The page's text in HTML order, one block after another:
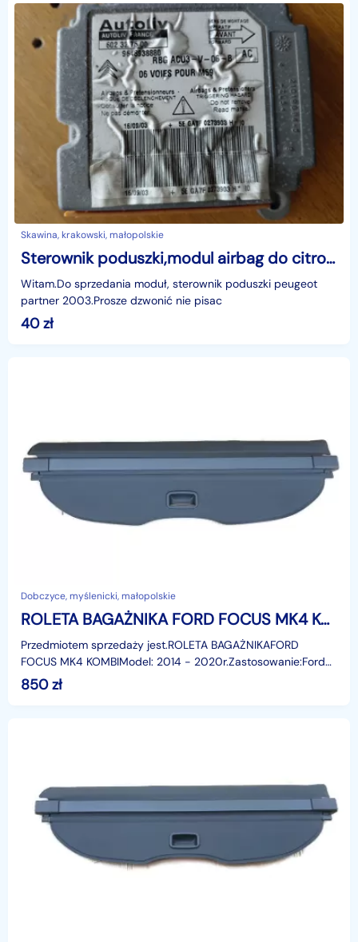
Skawina, krakowski, małopolskie
Sterownik poduszki,modul airbag do citroen berlingo , peugeot partner lift 2003
Witam.Do sprzedania moduł, sterownik poduszki peugeot
partner 2003.Prosze dzwonić nie pisac
40zł
Dobczyce, myślenicki, małopolskie
ROLETA BAGAŻNIKA FORD FOCUS MK4 KOMBI 2014-2020r. ORYGINAŁ
Przedmiotem sprzedaży jest.ROLETA BAGAŻNIKAFORD
FOCUS MK4 KOMBIModel: 2014 - 2020r.Zastosowanie:Ford
Focus MK4 kombi, od: 06.10.2014 do: 10.02.2020r.Rolet
850zł